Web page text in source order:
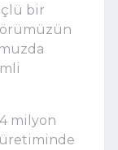
bir
milyon